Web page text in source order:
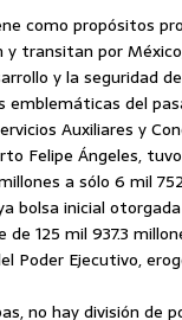
como propósitos
transitan por
y la seguridad
emblemáticas del
Auxiliares y
Felipe Ángeles,
a sólo 6 mil
bolsa inicial
125 mil 937.3
Poder Ejecutivo,
no hay división de